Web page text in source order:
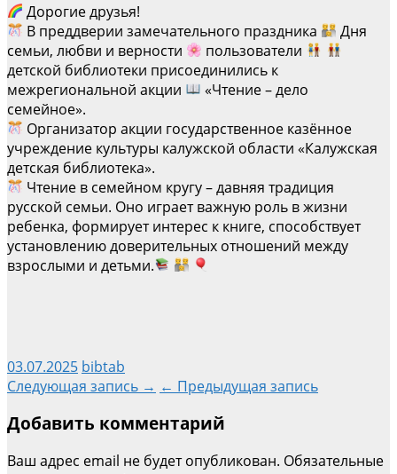
Дорогие друзья!
В преддверии замечательного праздника
Дня
семьи, любви и верности
пользователи
детской библиотеки присоединились к
межрегиональной акции
«Чтение – дело
семейное».
Организатор акции государственное казённое
учреждение культуры калужской области «Калужская
детская библиотека».
Чтение в семейном кругу – давняя традиция
русской семьи. Оно играет важную роль в жизни
ребенка, формирует интерес к книге, способствует
установлению доверительных отношений между
взрослыми и детьми.
03.07.2025 bibtab
Навигация
по
Следующая запись → ← Предыдущая запись
Добавить комментарий
Ваш адрес email не будет опубликован. Обязательные